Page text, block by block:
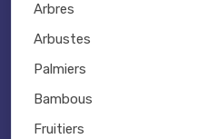
Arbres
Arbustes
Palmiers
Bambous
Fruitiers